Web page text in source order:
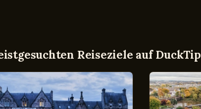
Reiseziele auf DuckTip